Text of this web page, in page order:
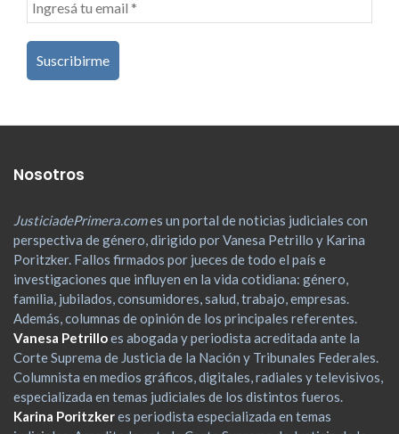
Nosotros
JusticiadePrimera.comes un portal de noticias judiciales con
perspectiva de género, dirigido por Vanesa Petrillo y Karina
Poritzker. Fallos firmados por jueces de todo el país e
investigaciones que influyen en la vida cotidiana: género,
familia, jubilados, consumidores, salud, trabajo, empresas.
Además, columnas de opinión de los principales referentes.
Vanesa Petrilloes abogada y periodista acreditada ante la
Corte Suprema de Justicia de la Nación y Tribunales Federales.
Columnista en medios gráficos, digitales, radiales y televisivos,
especializada en temas judiciales de los distintos fueros.
Karina Poritzkeres periodista especializada en temas